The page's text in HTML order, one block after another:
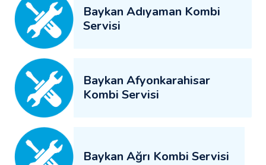
Baykan Adıyaman Kombi
Servisi
Baykan Afyonkarahisar
Kombi Servisi
Baykan Ağrı Kombi Servisi